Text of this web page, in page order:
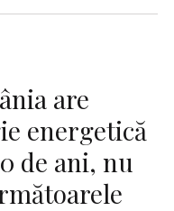
are
energetică
de ani, nu